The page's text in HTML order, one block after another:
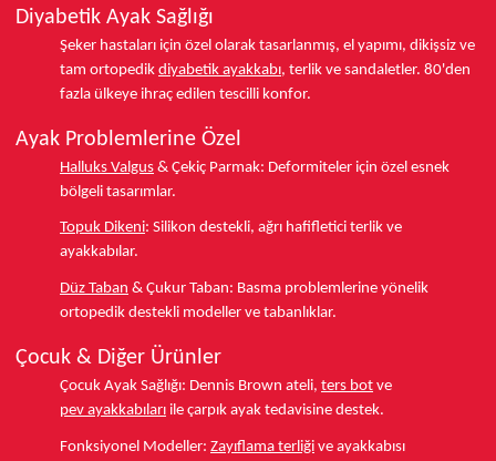
Diyabetik Ayak Sağlığı
Şeker hastaları için özel olarak tasarlanmış, el yapımı, dikişsiz ve
tam ortopedik diyabetik ayakkabı, terlik ve sandaletler. 80'den
fazla ülkeye ihraç edilen tescilli konfor.
Ayak Problemlerine Özel
Halluks Valgus & Çekiç Parmak: Deformiteler için özel esnek
bölgeli tasarımlar.
Topuk Dikeni: Silikon destekli, ağrı hafifletici terlik ve
ayakkabılar.
Düz Taban & Çukur Taban: Basma problemlerine yönelik
ortopedik destekli modeller ve tabanlıklar.
Çocuk & Diğer Ürünler
Çocuk Ayak Sağlığı: Dennis Brown ateli, ters bot ve
pev ayakkabıları ile çarpık ayak tedavisine destek.
Fonksiyonel Modeller: Zayıflama terliği ve ayakkabısı